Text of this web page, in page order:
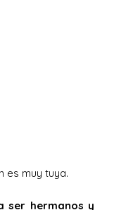
es muy tuya.
ser hermanos y